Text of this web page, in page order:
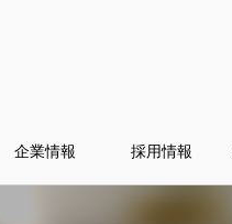
企業情報 採用情報